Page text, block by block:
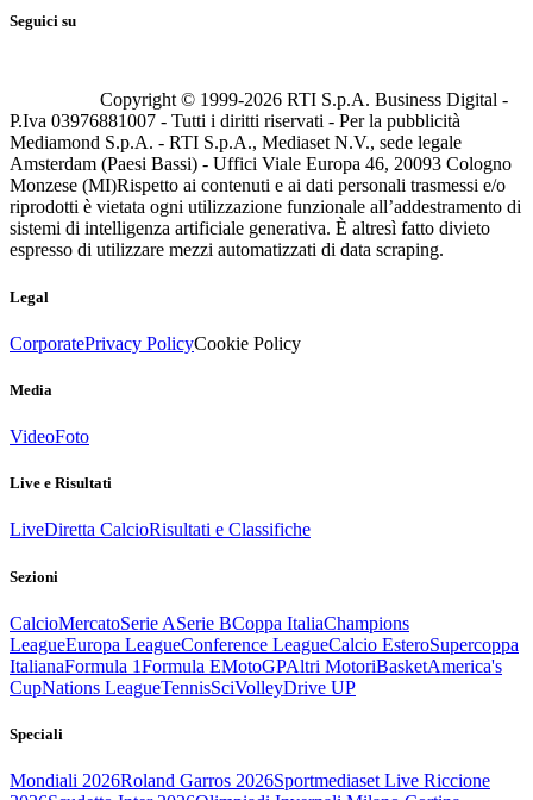
Seguici su
Copyright © 1999-2026 RTI S.p.A. Business Digital -
P.Iva 03976881007 - Tutti i diritti riservati - Per la pubblicità
Mediamond S.p.A. - RTI S.p.A., Mediaset N.V., sede legale
Amsterdam (Paesi Bassi) - Uffici Viale Europa 46, 20093 Cologno
Monzese (MI)Rispetto ai contenuti e ai dati personali trasmessi e/o
riprodotti è vietata ogni utilizzazione funzionale all’addestramento di
sistemi di intelligenza artificiale generativa. È altresì fatto divieto
espresso di utilizzare mezzi automatizzati di data scraping.
Legal
CorporatePrivacy PolicyCookie Policy
Media
VideoFoto
Live e Risultati
LiveDiretta CalcioRisultati e Classifiche
Sezioni
CalcioMercatoSerie ASerie BCoppa ItaliaChampions
LeagueEuropa LeagueConference LeagueCalcio EsteroSupercoppa
ItalianaFormula 1Formula EMotoGPAltri MotoriBasketAmerica's
CupNations LeagueTennisSciVolleyDrive UP
Speciali
Mondiali 2026Roland Garros 2026Sportmediaset Live Riccione